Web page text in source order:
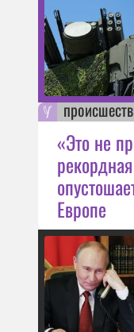
«Это не
Европе